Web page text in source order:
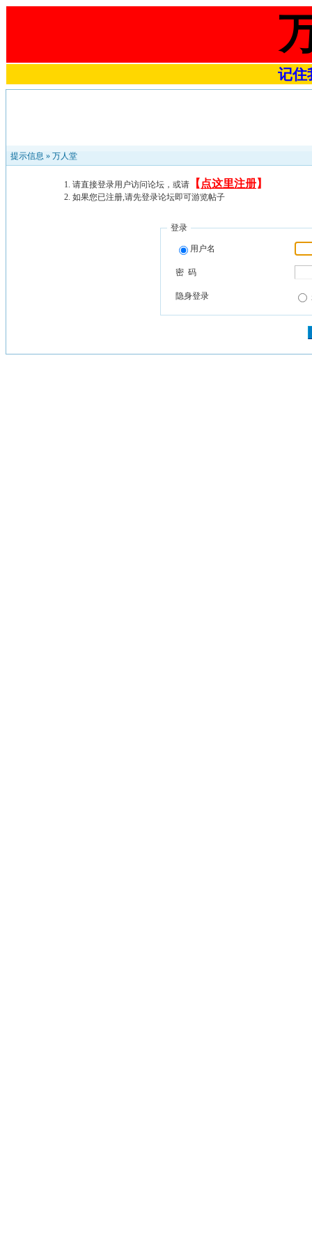
记住
提示信息 » 万人堂
请直接登录用户访问论坛，或请 【 点这里注册】
如果您已注册,请先登录论坛即可游览帖子
登录
用户名
密 码
隐身登录